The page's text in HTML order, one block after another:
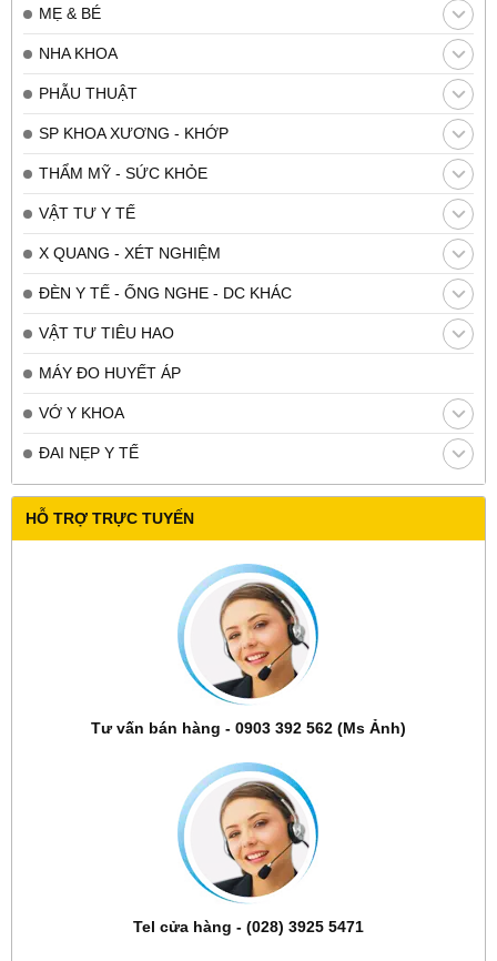
MẸ & BÉ
NHA KHOA
PHẪU THUẬT
SP KHOA XƯƠNG - KHỚP
THẨM MỸ - SỨC KHỎE
VẬT TƯ Y TẾ
X QUANG - XÉT NGHIỆM
ĐÈN Y TẾ - ỐNG NGHE - DC KHÁC
VẬT TƯ TIÊU HAO
MÁY ĐO HUYẾT ÁP
VỚ Y KHOA
ĐAI NẸP Y TẾ
HỖ TRỢ TRỰC TUYẾN
Tư vấn bán hàng - 0903 392 562 (Ms Ảnh)
Tel cửa hàng - (028) 3925 5471